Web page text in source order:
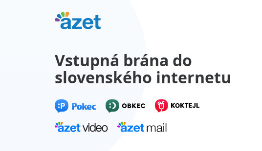
Vstupná brána do
slovenského internetu